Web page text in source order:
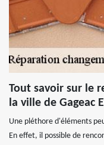
Tout savoir sur le
la ville de Gageac
Une pléthore d'éléments
En effet, il possible de